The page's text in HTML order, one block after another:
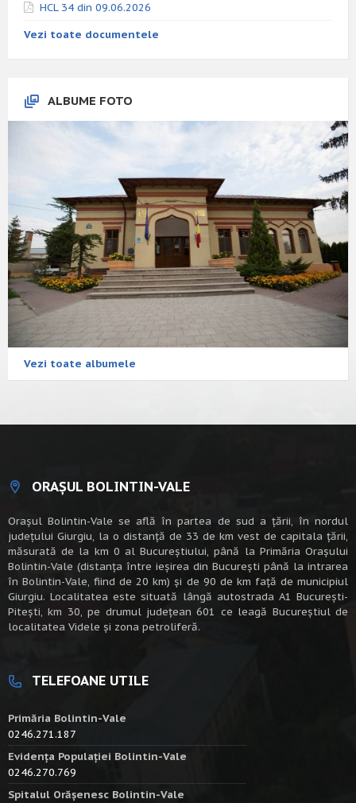
HCL 34 din 09.06.2026
Vezi toate documentele
ALBUME FOTO
Vezi toate albumele
ORAȘUL BOLINTIN-VALE
Oraşul Bolintin-Vale se află în partea de sud a ţării, în nordul
judeţului Giurgiu, la o distanţă de 33 de km vest de capitala țării,
măsurată de la km 0 al Bucureștiului, până la Primăria Orașului
Bolintin-Vale (distanța între ieșirea din București până la intrarea
în Bolintin-Vale, fiind de 20 km) şi de 90 de km faţă de municipiul
Giurgiu. Localitatea este situată lângă autostrada A1 Bucureşti-
Piteşti, km 30, pe drumul judeţean 601 ce leagă Bucureştiul de
localitatea Videle şi zona petroliferă.
TELEFOANE UTILE
Primăria Bolintin-Vale
0246.271.187
Evidența Populației Bolintin-Vale
0246.270.769
Spitalul Orășenesc Bolintin-Vale